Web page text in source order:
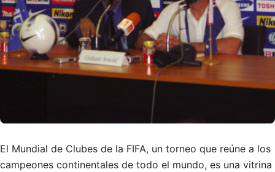
El Mundial de Clubes de la FIFA, un torneo que reúne a los
campeones continentales de todo el mundo, es una vitrina